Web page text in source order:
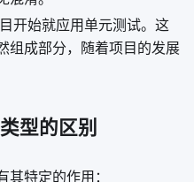
开始就应用单元测试。这
组成部分，随着项目的发展
型的区别
特定的作用：